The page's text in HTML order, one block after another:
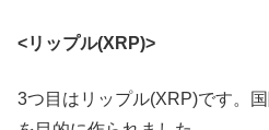
<リップル(XRP)>
3つ目はリップル(XRP)です。